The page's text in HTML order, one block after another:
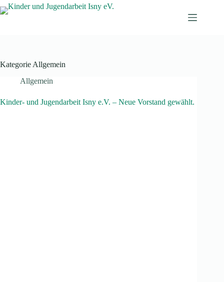
Zum
Inhalt
Kategorie Allgemein
Allgemein
Kinder- und Jugendarbeit Isny e.V. – Neue Vorstand gewählt.